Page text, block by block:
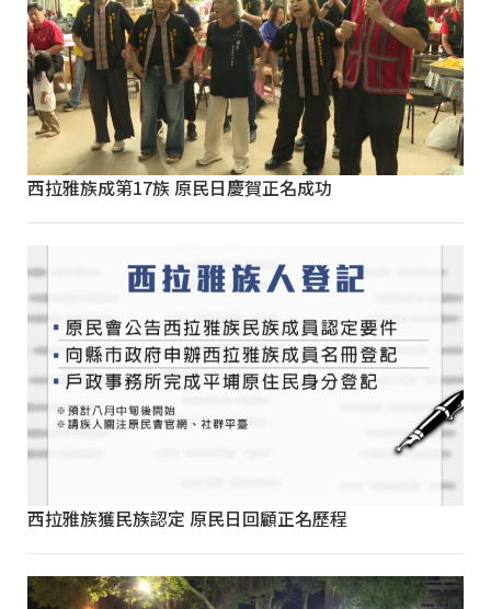
西拉雅族成第17族 原民日慶賀正名成功
西拉雅族獲民族認定 原民日回顧正名歷程